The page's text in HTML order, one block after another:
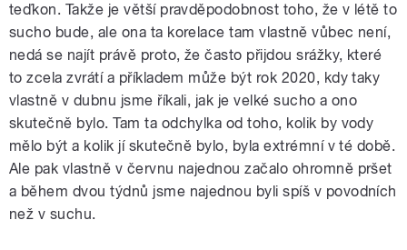
teďkon. Takže je větší pravděpodobnost toho, že v létě to
sucho bude, ale ona ta korelace tam vlastně vůbec není,
nedá se najít právě proto, že často přijdou srážky, které
to zcela zvrátí a příkladem může být rok 2020, kdy taky
vlastně v dubnu jsme říkali, jak je velké sucho a ono
skutečně bylo. Tam ta odchylka od toho, kolik by vody
mělo být a kolik jí skutečně bylo, byla extrémní v té době.
Ale pak vlastně v červnu najednou začalo ohromně pršet
a během dvou týdnů jsme najednou byli spíš v povodních
než v suchu.